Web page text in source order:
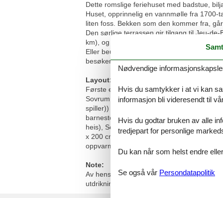
Dette romslige feriehuset med badstue,
Huset, opprinnelig en vannmølle fra 1700-
liten foss. Bekken som den kommer fra,
Den sørlige terrassen gir tilgang til Jeu-
km), og i Recogne er det en
Eller beundre deg med den vakre utsikten
besøkende er bare mulig etter avtale.
Layout:
Første etasje: (Sovrum med
Sovrum med badrum(køyeseng, dusj,
spiller)) i 2. etasje: (åpent
barnestol), Stue/spisestue(spisebord(18
heis), Sovrum med badrum(2x
x 200 cm), dusj, håndvask), WC, loft/
oppvarming(gulvvarme), Biljard)
Note:
Av hensyn til ro, leies ikke dette feriehuset
utdrikningslag eller fest med stort inntak av
Nødvendige
Hvis du samtykker i at vi kan
informasjon bli videresendt til
Hvis du godtar bruken av alle
tredjepart for personlige
Du kan når som helst endre
Se også vår Persondatapolitik